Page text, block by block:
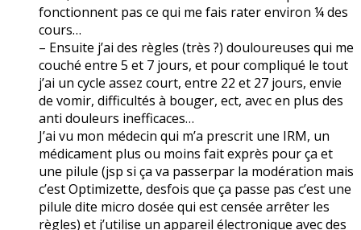
fonctionnent pas ce qui me fais rater environ ¼ des
cours…
– Ensuite j’ai des règles (très ?) douloureuses qui me
couché entre 5 et 7 jours, et pour compliqué le tout
j’ai un cycle assez court, entre 22 et 27 jours, envie
de vomir, difficultés à bouger, ect, avec en plus des
anti douleurs inefficaces…
J’ai vu mon médecin qui m’a prescrit une IRM, un
médicament plus ou moins fait exprès pour ça et
une pilule (jsp si ça va passerpar la modération mais
c’est Optimizette, desfois que ça passe pas c’est une
pilule dite micro dosée qui est censée arrêter les
règles) et j’utilise un appareil électronique avec des